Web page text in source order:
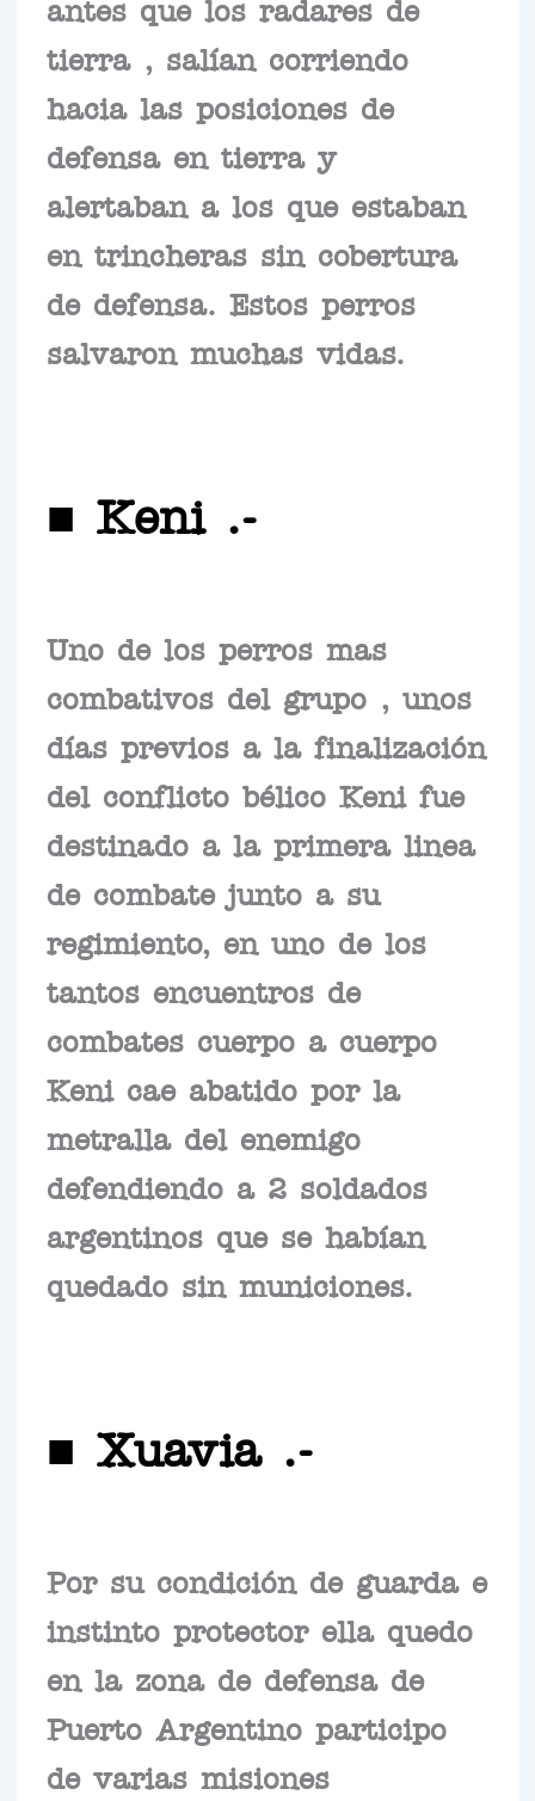
antes que los radares de
tierra , salían corriendo
hacia las posiciones de
defensa en tierra y
alertaban a los que estaban
en trincheras sin cobertura
de defensa. Estos perros
salvaron muchas vidas.
■ Keni .-
Uno de los perros mas
combativos del grupo , unos
días previos a la finalización
del conflicto bélico Keni fue
destinado a la primera linea
de combate junto a su
regimiento, en uno de los
tantos encuentros de
combates cuerpo a cuerpo
Keni cae abatido por la
metralla del enemigo
defendiendo a 2 soldados
argentinos que se habían
quedado sin municiones.
■ Xuavia .-
Por su condición de guarda e
instinto protector ella quedo
en la zona de defensa de
Puerto Argentino participo
de varias misiones